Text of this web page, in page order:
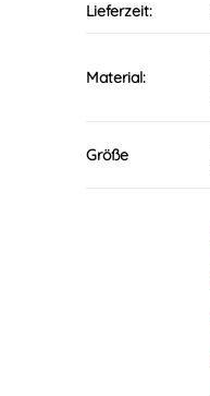
Lieferzeit:
Material:
Größe